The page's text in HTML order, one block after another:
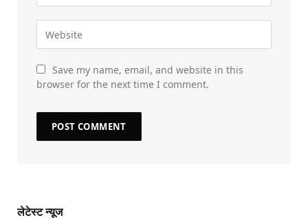
Save my name, email, and website in this
browser for the next time I comment.
लेटेस्ट न्यूज